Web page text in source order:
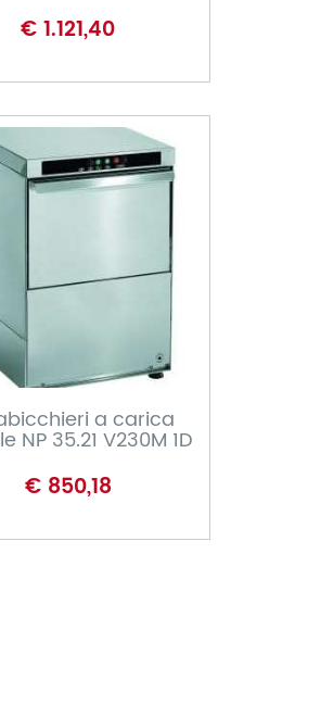
€ 1.121,40
a carica
NP 35.21 V230M 1D
€ 850,18